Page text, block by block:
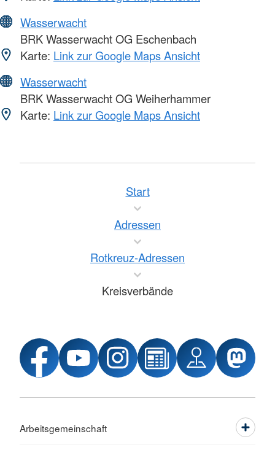
Wasserwacht
BRK Wasserwacht OG Eschenbach
Karte: Link zur Google Maps Ansicht
Wasserwacht
BRK Wasserwacht OG Weiherhammer
Karte: Link zur Google Maps Ansicht
Start
Adressen
Rotkreuz-Adressen
Kreisverbände
Arbeitsgemeinschaft